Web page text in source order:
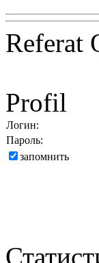
Referat
Profil
Логин:
Пароль:
запомнить